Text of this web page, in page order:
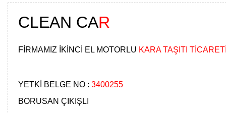
CLEAN CAR
FİRMAMIZ İKİNCİ EL MOTORLU KARA TAŞITI
YETKİ BELGE NO : 3400255
BORUSAN ÇIKIŞLI